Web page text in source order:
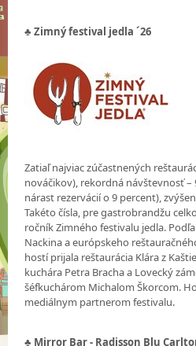
♣ Zimný festival jedla ´26
Zatiaľ najviac zúčastnených
nováčikov), rekordná návštevnosť –
nárast rezervácií o 9 percent),
Takéto čísla, pre gastrobrandžu
ročník Zimného festivalu jedla.
Nackina a európskeho
hostí prijala reštaurácia Klára z
kuchára Petra Bracha a Lovecký
šéfkuchárom Michalom Škorcom.
mediálnym partnerom festivalu.
♣ Mirror Bar - Radisson Blu